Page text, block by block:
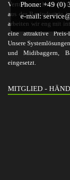
Phone: +49 (0)
e-mail:
Vertrieb von
aus der Bauindustrie
arbeiten wir eng mit
eine attraktive
Unsere
und Midibaggern,
eingesetzt.
MITGLIED -